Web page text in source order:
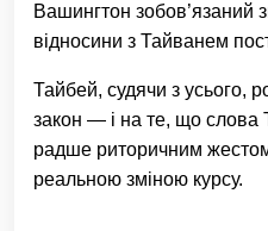
Вашингтон зобов’язаний
відносини з Тайванем
Тайбей, судячи з усього,
закон — і на те, що слова
радше риторичним
реальною зміною курсу.